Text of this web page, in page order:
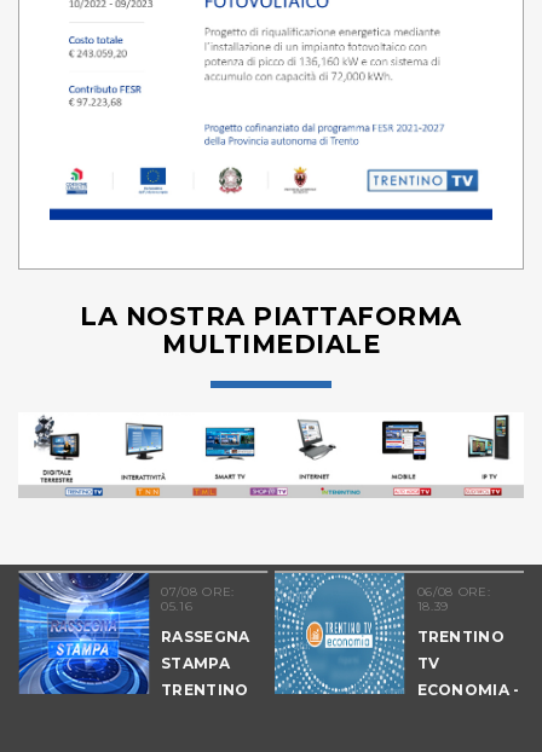
LA NOSTRA PIATTAFORMA
MULTIMEDIALE
07/08 ORE:
05.16
RASSEGNA
STAMPA
TRENTINO
06/08 ORE:
18.39
TRENTINO
TV
ECONOMIA -